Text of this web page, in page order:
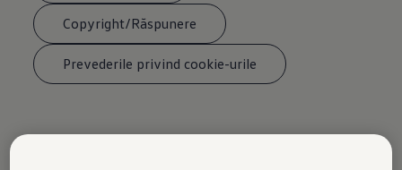
Copyright/Răspunere
Prevederile privind cookie-urile